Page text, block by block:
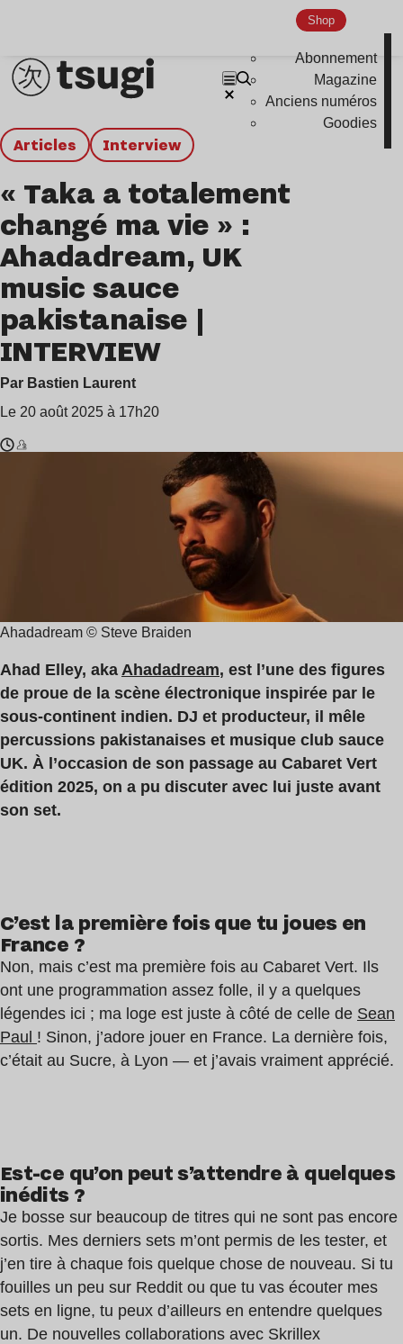
Shop
Abonnement
Magazine
Anciens numéros
Goodies
Articles interview
« Taka a totalement
changé ma vie » :
Ahadadream, UK
music sauce
pakistanaise |
INTERVIEW
Par Bastien Laurent
Le 20 août 2025 à 17h20
Ahadadream © Steve Braiden
Ahad Elley, aka Ahadadream, est l’une des figures
de proue de la scène électronique inspirée par le
sous-continent indien. DJ et producteur, il mêle
percussions pakistanaises et musique club sauce
UK. À l’occasion de son passage au Cabaret Vert
édition 2025, on a pu discuter avec lui juste avant
son set.
C’est la première fois que tu joues en
France ?
Non, mais c’est ma première fois au Cabaret Vert. Ils
ont une programmation assez folle, il y a quelques
légendes ici ; ma loge est juste à côté de celle de Sean
Paul ! Sinon, j’adore jouer en France. La dernière fois,
c’était au Sucre, à Lyon — et j’avais vraiment apprécié.
Est-ce qu’on peut s’attendre à quelques
inédits ?
Je bosse sur beaucoup de titres qui ne sont pas encore
sortis. Mes derniers sets m’ont permis de les tester, et
j’en tire à chaque fois quelque chose de nouveau. Si tu
fouilles un peu sur Reddit ou que tu vas écouter mes
sets en ligne, tu peux d’ailleurs en entendre quelques
un. De nouvelles collaborations avec Skrillex